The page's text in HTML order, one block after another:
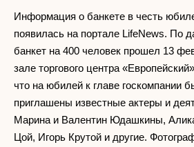
Информация о банкете в честь
появилась на портале LifeNews. По
банкет на 400 человек прошел 13
зале торгового центра
что на юбилей к главе госкомпании
приглашены известные актеры и
Марина и Валентин Юдашкины,
Цой, Игорь Крутой и другие.